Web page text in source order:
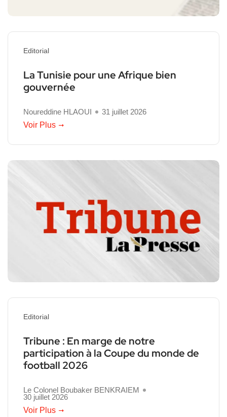
Editorial
La Tunisie pour une Afrique bien
gouvernée
Noureddine HLAOUI
31 juillet 2026
Voir Plus
Editorial
Tribune : En marge de notre
participation à la Coupe du monde de
football 2026
Le Colonel Boubaker BENKRAIEM
30 juillet 2026
Voir Plus